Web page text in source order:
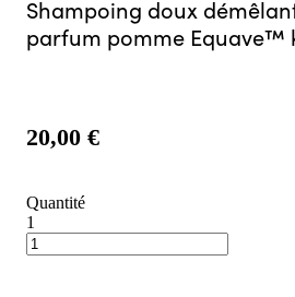
Shampoing doux
parfum pomme Equave™
20,00 €
Quantité
1